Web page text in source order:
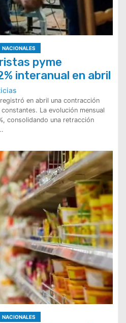
NACIONALES
pyme
interanual en abril
en abril una contracción
La evolución mensual
consolidando una retracción
NACIONALES